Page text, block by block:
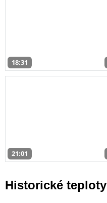
18:31
21:01
Historické teploty